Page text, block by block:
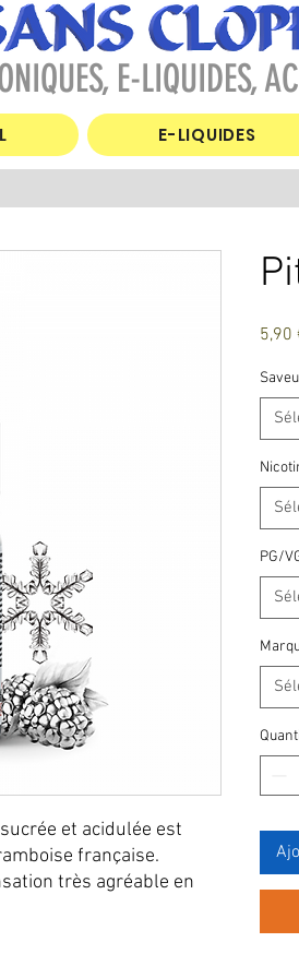
E-LIQUIDES,
E-LIQUIDES
et acidulée est
française.
très agréable en
5,90
PG/